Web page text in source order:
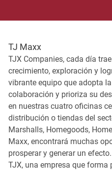
TJ Maxx
TJX Companies, cada día
crecimiento, exploración y
vibrante equipo que adopta
colaboración y prioriza su
en nuestras cuatro oficinas
distribución o tiendas del
Marshalls, Homegoods,
Maxx, encontrará muchas
prosperar y generar un
TJX, una empresa que forma